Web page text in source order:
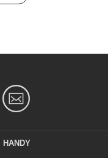
HANDY